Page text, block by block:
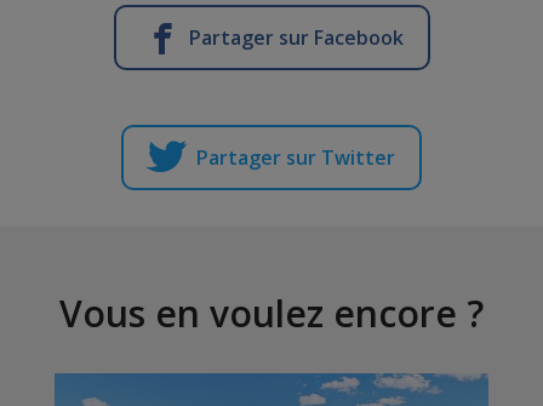
Partager sur Facebook
Partager sur Twitter
Vous en voulez encore ?